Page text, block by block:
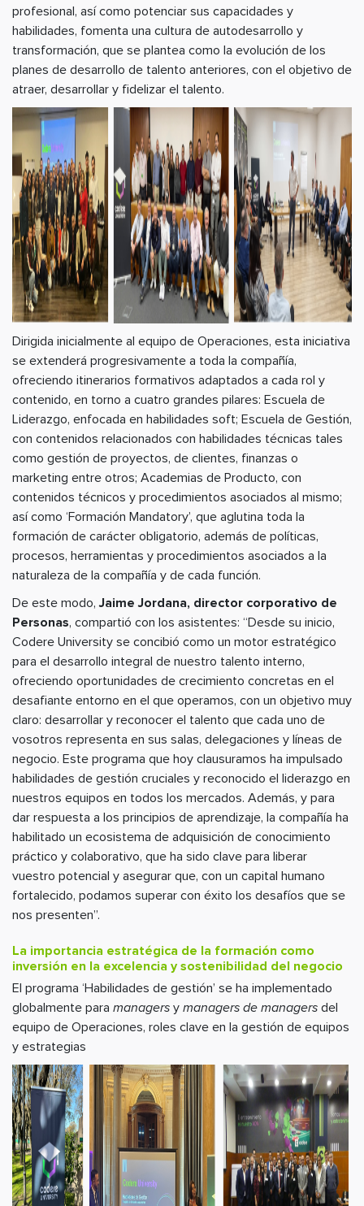
profesional, así como potenciar sus capacidades y
habilidades, fomenta una cultura de autodesarrollo y
transformación, que se plantea como la evolución de los
planes de desarrollo de talento anteriores, con el objetivo de
atraer, desarrollar y fidelizar el talento.
Dirigida inicialmente al equipo de Operaciones, esta iniciativa
se extenderá progresivamente a toda la compañía,
ofreciendo itinerarios formativos adaptados a cada rol y
contenido, en torno a cuatro grandes pilares: Escuela de
Liderazgo, enfocada en habilidades soft; Escuela de Gestión,
con contenidos relacionados con habilidades técnicas tales
como gestión de proyectos, de clientes, finanzas o
marketing entre otros; Academias de Producto, con
contenidos técnicos y procedimientos asociados al mismo;
así como ‘Formación Mandatory’, que aglutina toda la
formación de carácter obligatorio, además de políticas,
procesos, herramientas y procedimientos asociados a la
naturaleza de la compañía y de cada función.
De este modo,Jaime Jordana, director corporativo de
Personas, compartió con los asistentes: “Desde su inicio,
Codere University se concibió como un motor estratégico
para el desarrollo integral de nuestro talento interno,
ofreciendo oportunidades de crecimiento concretas en el
desafiante entorno en el que operamos, con un objetivo muy
claro: desarrollar y reconocer el talento que cada uno de
vosotros representa en sus salas, delegaciones y líneas de
negocio. Este programa que hoy clausuramos ha impulsado
habilidades de gestión cruciales y reconocido el liderazgo en
nuestros equipos en todos los mercados. Además, y para
dar respuesta a los principios de aprendizaje, la compañía ha
habilitado un ecosistema de adquisición de conocimiento
práctico y colaborativo, que ha sido clave para liberar
vuestro potencial y asegurar que, con un capital humano
fortalecido, podamos superar con éxito los desafíos que se
nos presenten”.
La importancia estratégica de la formación como
inversión en la excelencia y sostenibilidad del negocio
El programa ‘Habilidades de gestión’ se ha implementado
globalmente para managers y managers de managers del
equipo de Operaciones, roles clave en la gestión de equipos
y estrategias